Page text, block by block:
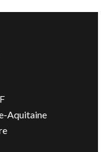
Aquitaine